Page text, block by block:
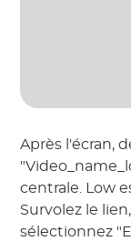
Après l'écran,
centrale. Low
Survolez le
sélectionnez